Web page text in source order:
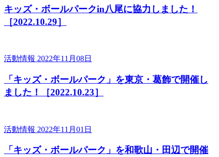
キッズ・ボールパークin八尾に協力しました！
［2022.10.29］
活動情報 2022年11月08日
「キッズ・ボールパーク」を東京・葛飾で開催し
ました！［2022.10.23］
活動情報 2022年11月01日
「キッズ・ボールパーク」を和歌山・田辺で開催